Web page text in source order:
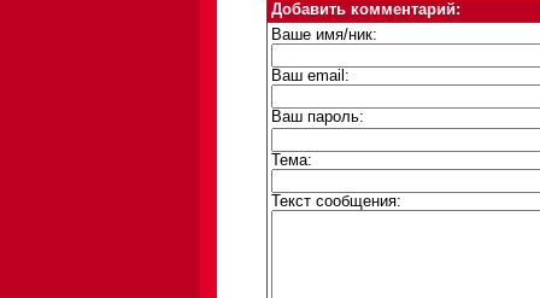
Добавить комментарий:
Ваше имя/ник:
Ваш email:
Ваш пароль:
Тема:
Текст сообщения: